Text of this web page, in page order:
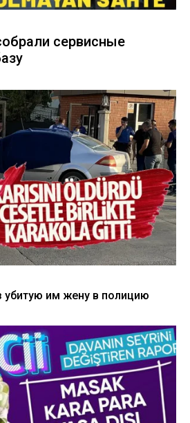
сервисные
убитую им жену в полицию